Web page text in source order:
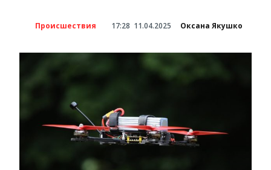
Происшествия 17:28 11.04.2025 Оксана Якушко